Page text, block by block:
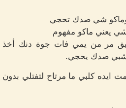
وماكو شي صدك تحجي
يعني ماكو مفهوم
مر من يمي فات جوة دنك أخذ
شبي صدك يحجي.
ايده كلبي ما مرتاح لتفتلي بدون